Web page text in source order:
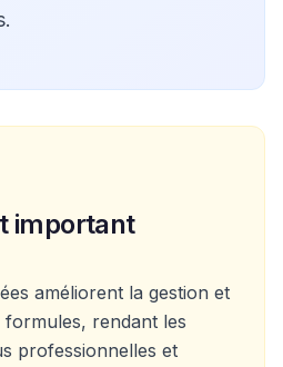
important
améliorent la gestion et
formules, rendant les
professionnelles et